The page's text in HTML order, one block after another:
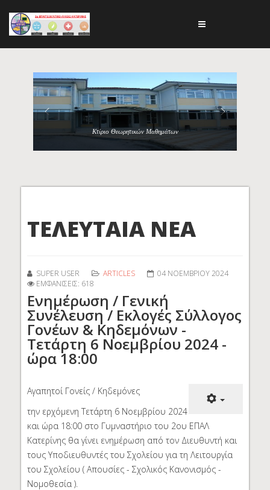
Κτίριο Θεωρητικών Μαθημάτων
ΤΕΛΕΥΤΑΙΑ ΝΕΑ
SUPER USER ARTICLES
04 ΝΟΕΜΒΡΊΟΥ 2024
ΕΜΦΑΝΊΣΕΙΣ: 618
Ενημέρωση / Γενική
Συνέλευση / Εκλογές Σύλλογος
Γονέων & Κηδεμόνων -
Τετάρτη 6 Νοεμβρίου 2024 -
ώρα 18:00
Αγαπητοί Γονείς / Κηδεμόνες
την ερχόμενη Τετάρτη 6 Νοεμβρίου 2024
και ώρα 18:00 στο Γυμναστήριο του 2ου ΕΠΑΛ
Κατερίνης θα γίνει ενημέρωση από τον Διευθυντή και
τους Υποδιευθυντές του Σχολείου για τη Λειτουργία
του Σχολείου ( Απουσίες - Σχολικός Κανονισμός -
Νομοθεσία ).